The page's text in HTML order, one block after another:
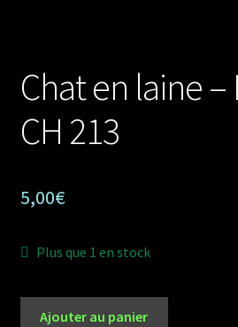
Conditions générales de vente –
libertés – Règlement général sur la
données
Mon compte
Chat en laine –
CH 213
5,00€
Plus que 1 en stock
Ajouter au panier